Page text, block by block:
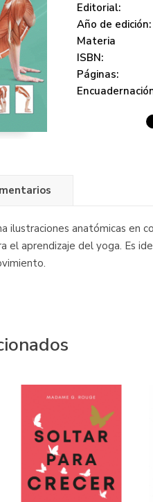
Editorial:
Año de edición:
Materia
ISBN:
Páginas:
ilustraciones anatómicas en
el aprendizaje del yoga. Es